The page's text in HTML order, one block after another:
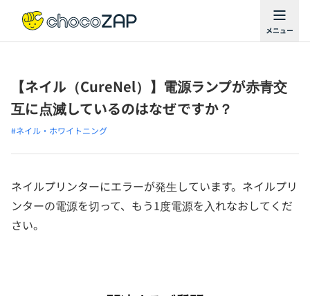
【ネイル（CureNel）】電源ランプが赤青交
互に点滅しているのはなぜですか？
#ネイル・ホワイトニング
ネイルプリンターにエラーが発生しています。ネイルプリ
ンターの電源を切って、もう1度電源を入れなおしてくだ
さい。